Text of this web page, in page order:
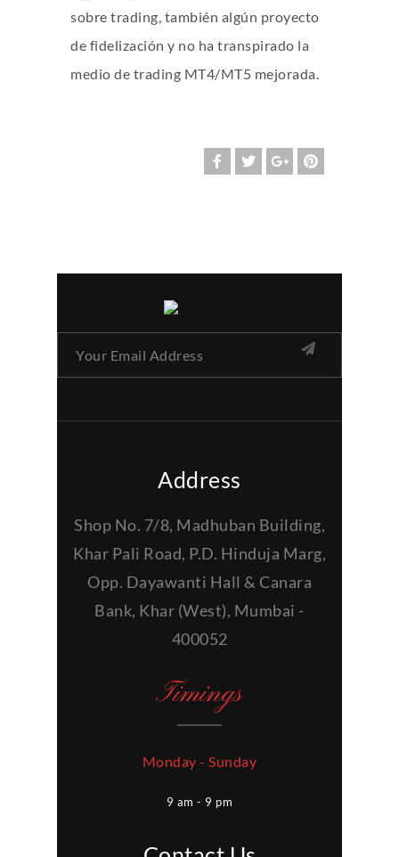
sobre trading, también algún proyecto
de fidelización y no ha transpirado la
medio de trading MT4/MT5 mejorada.
Address
Shop No. 7/8, Madhuban Building,
Khar Pali Road, P.D. Hinduja Marg,
Opp. Dayawanti Hall & Canara
Bank, Khar (West), Mumbai -
400052
Timings
Monday - Sunday
9 am - 9 pm